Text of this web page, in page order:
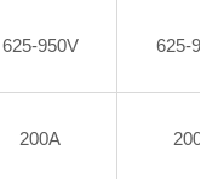
625-950V 625-
200A 200A